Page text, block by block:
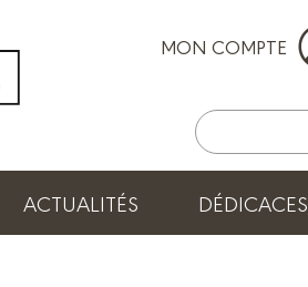
MON COMPTE
ACTUALITÉS DÉDICACES